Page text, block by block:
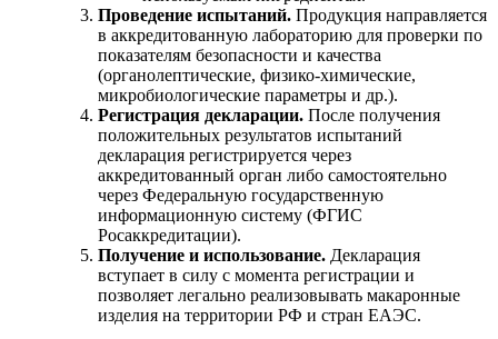
Проведение испытаний. Продукция направляется
в аккредитованную лабораторию для проверки по
показателям безопасности и качества
(органолептические, физико-химические,
микробиологические параметры и др.).
Регистрация декларации. После получения
положительных результатов испытаний
декларация регистрируется через
аккредитованный орган либо самостоятельно
через Федеральную государственную
информационную систему (ФГИС
Росаккредитации).
Получение и использование. Декларация
вступает в силу с момента регистрации и
позволяет легально реализовывать макаронные
изделия на территории РФ и стран ЕАЭС.